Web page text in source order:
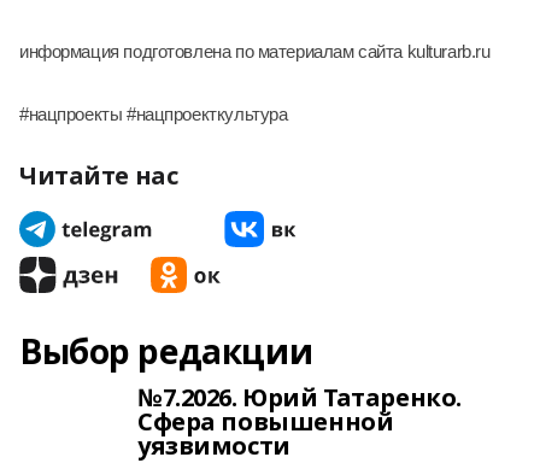
информация подготовлена по материалам сайта kulturarb.ru
#нацпроекты #нацпроекткультура
Читайте нас
Выбор редакции
№7.2026. Юрий Татаренко.
Сфера повышенной
уязвимости